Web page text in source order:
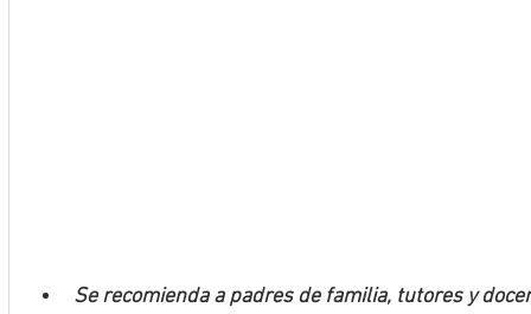
Se recomienda a padres de familia, tutores y